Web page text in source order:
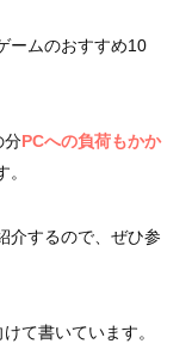
ームのおすすめ10
分PCへの負荷もかか
介するので、ぜひ参
て書いています。